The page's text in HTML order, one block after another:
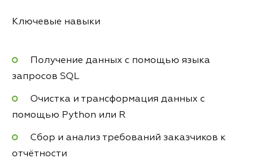
Ключевые навыки
Получение данных с помощью языка
запросов SQL
Очистка и трансформация данных с
помощью Python или R
Сбор и анализ требований заказчиков к
отчётности